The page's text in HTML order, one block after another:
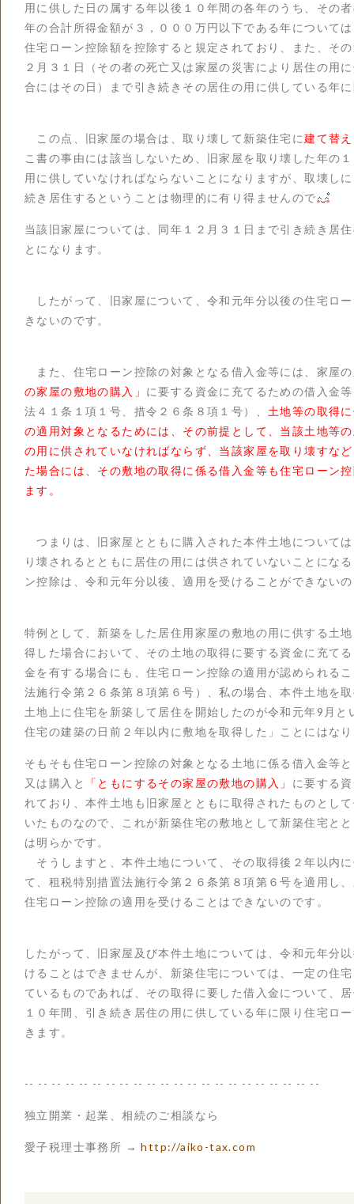
用に供した日の属する年以後１０年間の各年のうち、その
年の合計所得金額が３，０００万円以下である年について
住宅ローン控除額を控除すると規定されており、また、そ
２月３１日（その者の死亡又は家屋の災害により居住の用
合にはその日）まで引き続きその居住の用に供している年
この点、旧家屋の場合は、取り壊して新築住宅に建て替え
こ書の事由には該当しないため、旧家屋を取り壊した年の
用に供していなければならないことになりますが、取壊し
続き居住するということは物理的に有り得ませんので
当該旧家屋については、同年１２月３１日まで引き続き居
とになります。
したがって、旧家屋について、令和元年分以後の住宅ロ
きないのです。
また、住宅ローン控除の対象となる借入金等には、家屋
の家屋の敷地の購入」 に要する資金に充てるための借入金
法４１条１項１号、措令２６条８項１号）、 土地等の取得
の適用対象となるためには、その前提として、当該土地等
の用に供されていなければならず、当該家屋を取り壊すな
た場合には、その敷地の取得に係る借入金等も住宅ローン
ます。
つまりは、旧家屋とともに購入された本件土地について
り壊されるとともに居住の用には供されていないことにな
ン控除は、令和元年分以後、適用を受けることができない
特例として、新築をした居住用家屋の敷地の用に供する土
得した場合において、その土地の取得に要する資金に充て
金を有する場合にも、住宅ローン控除の適用が認められる
法施行令第２６条第８項第６号）、私の場合、本件土地を
土地上に住宅を新築して居住を開始したのが令和元年9月
住宅の建築の日前２年以内に敷地を取得した」ことにはな
そもそも住宅ローン控除の対象となる土地に係る借入金等
又は購入と
「ともにするその家屋の敷地の購入」 に要する
れており、本件土地も旧家屋とともに取得されたものとし
いたものなので、これが新築住宅の敷地として新築住宅と
は明らかです。
そうしますと、本件土地について、その取得後２年以内
て、租税特別措置法施行令第２６条第８項第６号を適用し
住宅ローン控除の適用を受けることはできないのです。
したがって、旧家屋及び本件土地については、令和元年分
けることはできませんが、新築住宅については、一定の住
ているものであれば、その取得に要した借入金について、
１０年間、引き続き居住の用に供している年に限り住宅ロ
きます。
-- -- -- -- -- -- -- -- -- -- -- -- -- -- -- -- -- -- -- -- -- --
独立開業・起業、相続のご相談なら
愛子税理士事務所 →http://aiko-tax.com